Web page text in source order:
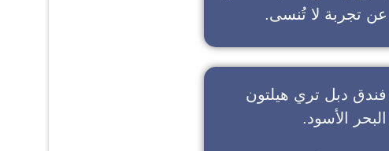
عن تجربة لا تُنسى.
فندق دبل تري هيلتون
الأسود.